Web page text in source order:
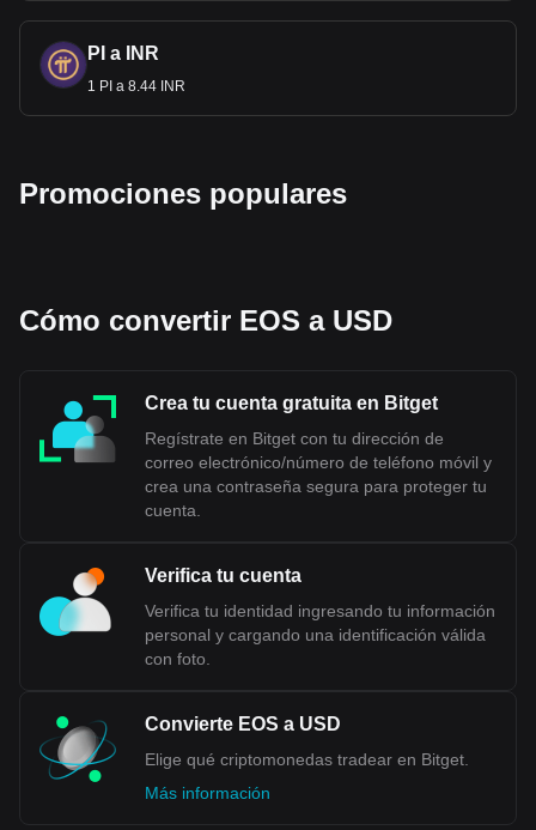
PI a INR
1 PI a 8.44 INR
Promociones populares
Cómo convertir EOS a USD
Crea tu cuenta gratuita en Bitget
Regístrate en Bitget con tu dirección de
correo electrónico/número de teléfono móvil y
crea una contraseña segura para proteger tu
cuenta.
Verifica tu cuenta
Verifica tu identidad ingresando tu información
personal y cargando una identificación válida
con foto.
Convierte EOS a USD
Elige qué criptomonedas tradear en Bitget.
Más información